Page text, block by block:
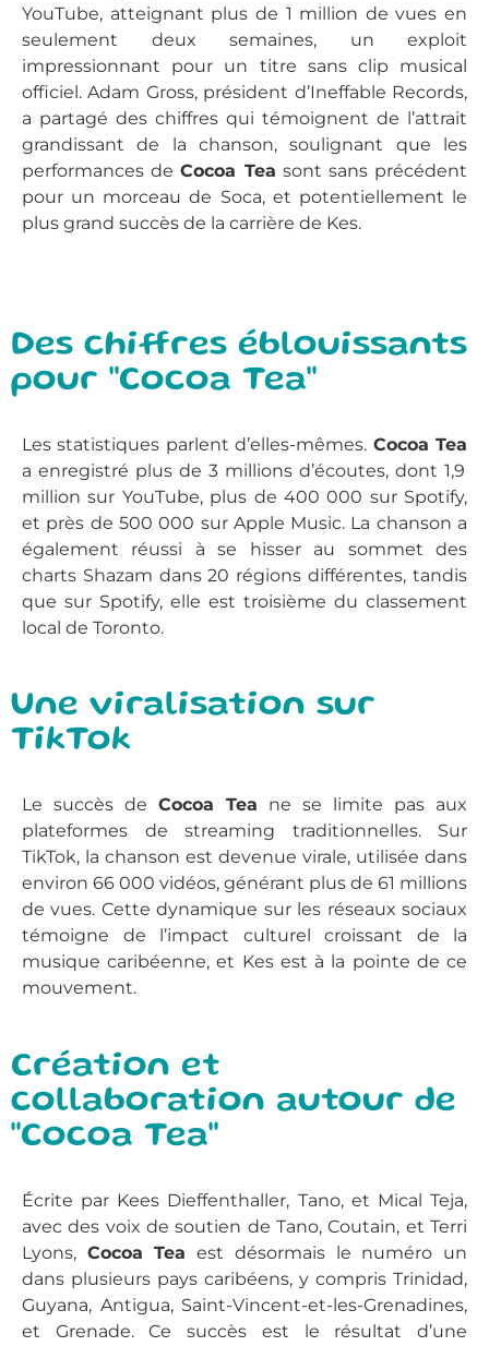
YouTube, atteignant plus de 1 million de vues en
seulement deux semaines, un exploit
impressionnant pour un titre sans clip musical
officiel. Adam Gross, président d’Ineffable Records,
a partagé des chiffres qui témoignent de l’attrait
grandissant de la chanson, soulignant que les
performances deCocoa Tea sont sans précédent
pour un morceau de Soca, et potentiellement le
plus grand succès de la carrière de Kes.
Des chiffres éblouissants
pour "Cocoa Tea"
Les statistiques parlent d’elles-mêmes. Cocoa Tea
a enregistré plus de 3 millions d’écoutes, dont 1,9
million sur YouTube, plus de 400 000 sur Spotify,
et près de 500 000 sur Apple Music. La chanson a
également réussi à se hisser au sommet des
charts Shazam dans 20 régions différentes, tandis
que sur Spotify, elle est troisième du classement
local de Toronto.
Une viralisation sur
TikTok
Le succès de Cocoa Tea ne se limite pas aux
plateformes de streaming traditionnelles. Sur
TikTok, la chanson est devenue virale, utilisée dans
environ 66 000 vidéos, générant plus de 61 millions
de vues. Cette dynamique sur les réseaux sociaux
témoigne de l’impact culturel croissant de la
musique caribéenne, et Kes est à la pointe de ce
mouvement.
Création et
collaboration autour de
"Cocoa Tea"
Écrite par Kees Dieffenthaller, Tano, et Mical Teja,
avec des voix de soutien de Tano, Coutain, et Terri
Lyons, Cocoa Tea est désormais le numéro un
dans plusieurs pays caribéens, y compris Trinidad,
Guyana, Antigua, Saint-Vincent-et-les-Grenadines,
et Grenade. Ce succès est le résultat d’une